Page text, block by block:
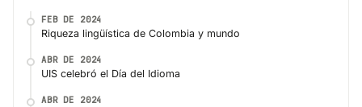
FEB DE 2024
Riqueza lingüística de Colombia y mundo
ABR DE 2024
UIS celebró el Día del Idioma
ABR DE 2024